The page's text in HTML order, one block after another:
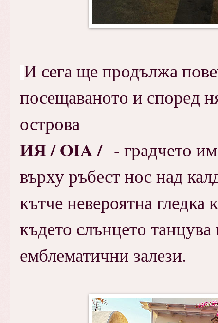
И сега ще продължа
посещаваното и според
острова
ИЯ / OIA / - градчето
върху ръбест нос над
кътче невероятна
където слънцето
емблематични залези.